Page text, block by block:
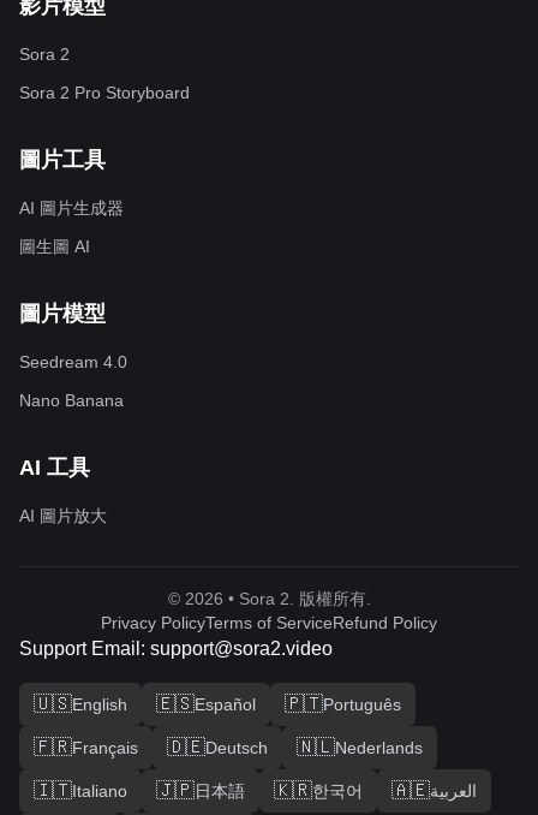
影片模型
Sora 2
Sora 2 Pro Storyboard
圖片工具
AI 圖片生成器
圖生圖 AI
圖片模型
Seedream 4.0
Nano Banana
AI 工具
AI 圖片放大
© 2026 • Sora 2. 版權所有.
Privacy PolicyTerms of ServiceRefund Policy
Support Email: support@sora2.video
🇺🇸English 🇪🇸Español 🇵🇹Português
🇫🇷Français 🇩🇪Deutsch 🇳🇱Nederlands
🇮🇹Italiano 🇯🇵日本語 🇰🇷한국어 🇦🇪العربية